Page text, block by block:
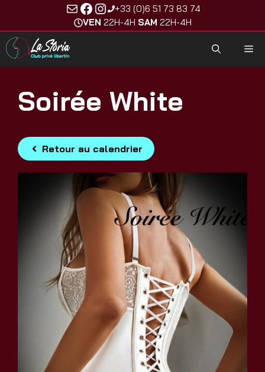
contenu
E-mailFacebook
Instagram
+33 (0)6 51 73 83 74
VEN 22H-4H SAM 22H-4H
Soirée White
Retour au calendrier